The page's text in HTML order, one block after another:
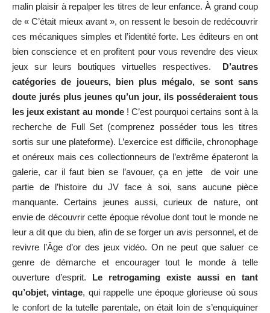
malin plaisir à repalper les titres de leur enfance. À grand coup
de « C’était mieux avant », on ressent le besoin de redécouvrir
ces mécaniques simples et l’identité forte. Les éditeurs en ont
bien conscience et en profitent pour vous revendre des vieux
jeux sur leurs boutiques virtuelles respectives. D’autres
catégories de joueurs, bien plus mégalo, se sont sans
doute jurés plus jeunes qu’un jour, ils posséderaient tous
les jeux existant au monde! C’est pourquoi certains sont à la
recherche de Full Set (comprenez posséder tous les titres
sortis sur une plateforme). L’exercice est difficile, chronophage
et onéreux mais ces collectionneurs de l’extrême épateront la
galerie, car il faut bien se l’avouer, ça en jette de voir une
partie de l’histoire du JV face à soi, sans aucune pièce
manquante. Certains jeunes aussi, curieux de nature, ont
envie de découvrir cette époque révolue dont tout le monde ne
leur a dit que du bien, afin de se forger un avis personnel, et de
revivre l’Âge d’or des jeux vidéo. On ne peut que saluer ce
genre de démarche et encourager tout le monde à telle
ouverture d’esprit. Le retrogaming existe aussi en tant
qu’objet, vintage, qui rappelle une époque glorieuse où sous
le confort de la tutelle parentale, on était loin de s’enquiquiner